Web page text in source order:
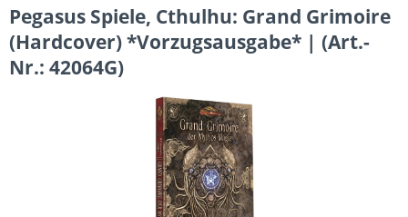
Pegasus Spiele, Cthulhu: Grand Grimoire
(Hardcover) *Vorzugsausgabe* | (Art.-
Nr.: 42064G)